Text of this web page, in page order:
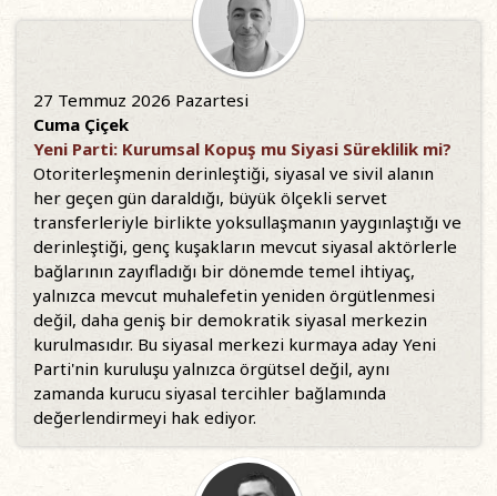
27 Temmuz 2026 Pazartesi
Cuma Çiçek
Yeni Parti: Kurumsal Kopuş mu Siyasi Süreklilik mi?
Otoriterleşmenin derinleştiği, siyasal ve sivil alanın
her geçen gün daraldığı, büyük ölçekli servet
transferleriyle birlikte yoksullaşmanın yaygınlaştığı ve
derinleştiği, genç kuşakların mevcut siyasal aktörlerle
bağlarının zayıfladığı bir dönemde temel ihtiyaç,
yalnızca mevcut muhalefetin yeniden örgütlenmesi
değil, daha geniş bir demokratik siyasal merkezin
kurulmasıdır. Bu siyasal merkezi kurmaya aday Yeni
Parti'nin kuruluşu yalnızca örgütsel değil, aynı
zamanda kurucu siyasal tercihler bağlamında
değerlendirmeyi hak ediyor.